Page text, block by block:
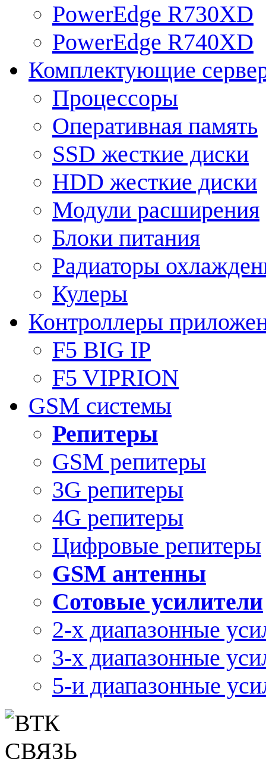
PowerEdge R730XD
PowerEdge R740XD
Комплектующие
Процессоры
Оперативная память
SSD жесткие диски
HDD жесткие диски
Модули расширения
Блоки питания
Радиаторы
Кулеры
Контроллеры
F5 BIG IP
F5 VIPRION
GSM системы
Репитеры
GSM репитеры
3G репитеры
4G репитеры
Цифровые репитеры
GSM антенны
Сотовые усилители
2-х диапазонные
3-х диапазонные
5-и диапазонные